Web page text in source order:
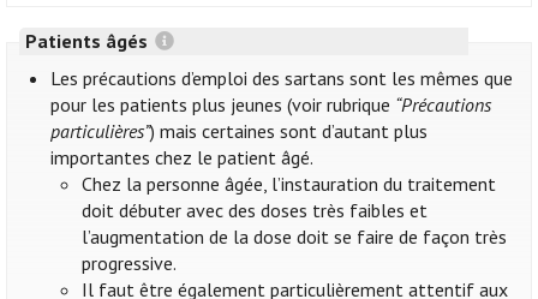
Patients âgés
Les précautions d’emploi des sartans sont les mêmes que
pour les patients plus jeunes (voir rubrique “Précautions
particulières”) mais certaines sont d’autant plus
importantes chez le patient âgé.
Chez la personne âgée, l’instauration du traitement
doit débuter avec des doses très faibles et
l’augmentation de la dose doit se faire de façon très
progressive.
Il faut être également particulièrement attentif aux